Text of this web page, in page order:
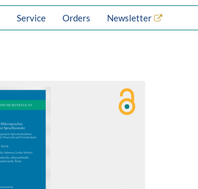
Service Orders Newsletter